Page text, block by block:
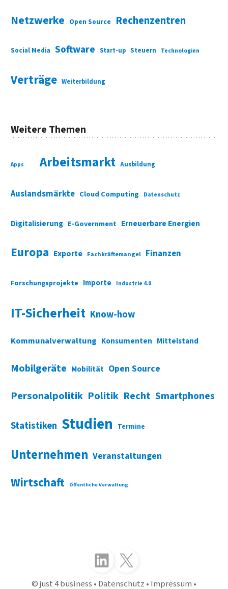
Netzwerke Open Source Rechenzentren
Social Media Software Start-up Steuern Technologien
Verträge Weiterbildung
Weitere Themen
Apps Arbeitsmarkt Ausbildung
Auslandsmärkte Cloud Computing Datenschutz
Digitalisierung E-Government Erneuerbare Energien
Europa Exporte Fachkräftemangel Finanzen
Forschungsprojekte Importe Industrie 4.0
IT-Sicherheit Know-how
Kommunalverwaltung Konsumenten Mittelstand
Mobilgeräte Mobilität Open Source
Personalpolitik Politik Recht Smartphones
Statistiken Studien Termine
Unternehmen Veranstaltungen
Wirtschaft Öffentliche Verwaltung
Folgen Sie uns auf LinkedInFolgen Sie uns auf X (Twitter)
just 4 business Datenschutz Impressum